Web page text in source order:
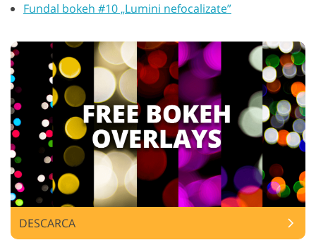
Fundal bokeh #10 „Lumini nefocalizate”
DESCARCA